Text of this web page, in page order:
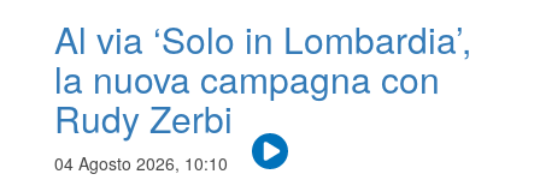
Al via ‘Solo in Lombardia’,
la nuova campagna con
Rudy Zerbi
04 Agosto 2026, 10:10